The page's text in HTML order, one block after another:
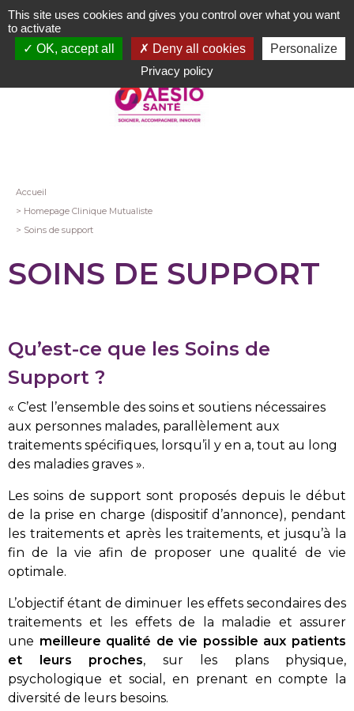
Aller
au
contenu
Fil
d'Ariane
Accueil
Homepage Clinique Mutualiste
Soins de support
SOINS DE SUPPORT
Qu’est-ce que les Soins de
Support ?
« C’est l’ensemble des soins et soutiens nécessaires
aux personnes malades, parallèlement aux
traitements spécifiques, lorsqu’il y en a, tout au long
des maladies graves ».
Les soins de support sont proposés depuis le début
de la prise en charge (dispositif d’annonce), pendant
les traitements et après les traitements, et jusqu’à la
fin de la vie afin de proposer une qualité de vie
optimale.
L’objectif étant de diminuer les effets secondaires des
traitements et les effets de la maladie et assurer
une meilleure qualité de vie possible aux patients
et leurs proches, sur les plans physique,
psychologique et social, en prenant en compte la
diversité de leurs besoins.
This site uses cookies and gives you control over what you want
to activate
OK, accept all
Deny all cookies
Personalize
Privacy policy